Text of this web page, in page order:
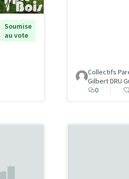
Soumise
au vote
Collectifs
Gilbert DRU
0